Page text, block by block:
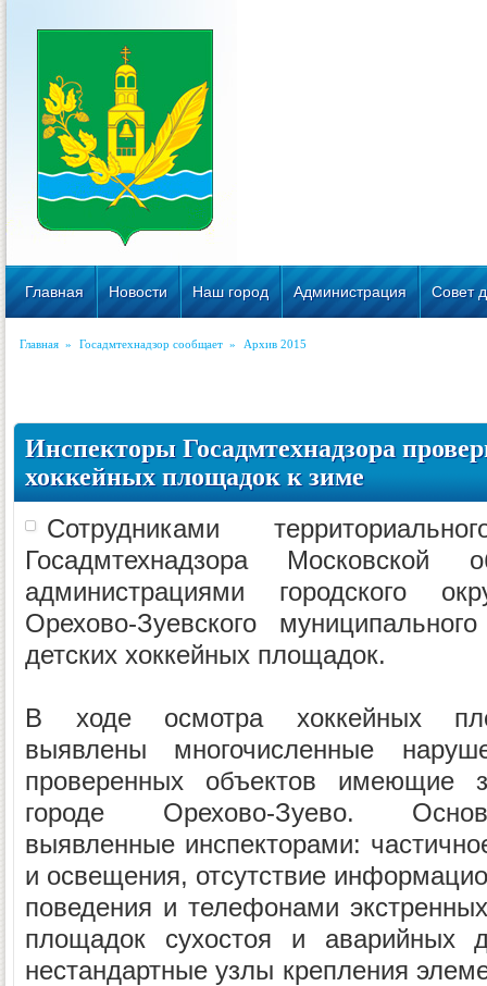
Главная Новости Наш город Администрация Совет
Главная » Госадмтехнадзор сообщает » Архив 2015
Инспекторы Госадмтехнадзора
хоккейных площадок к зиме
Сотрудниками
Госадмтехнадзора Московской
администрациями городского
Орехово-Зуевского
детских хоккейных площадок.
В ходе осмотра хоккейных
выявлены многочисленные
проверенных объектов имеющие
городе Орехово-Зуево.
выявленные инспекторами:
и освещения, отсутствие
поведения и телефонами
площадок сухостоя и аварийных
нестандартные узлы крепления